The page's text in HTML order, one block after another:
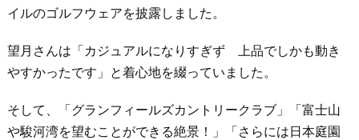
イルのゴルフウェアを披露しました。
望月さんは「カジュアルになりすぎず 上品でしかも動き
やすかったです」と着心地を綴っていました。
そして、「グランフィールズカントリークラブ」「富士山
や駿河湾を望むことができる絶景！」「さらには日本庭園